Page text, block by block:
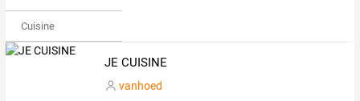
Cuisine
JE CUISINE
vanhoed